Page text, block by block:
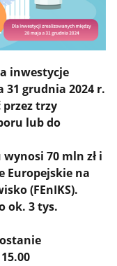
inwestycje
31 grudnia 2024 r.
przez trzy
lub do
70 mln zł i
Europejskie na
(FEnIKS).
ok. 3 tys.